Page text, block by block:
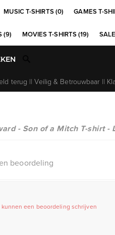
MUSIC T-SHIRTS (0) GAMES T-
(9) MOVIES T-SHIRTS (19)
terug || Veilig & Betrouwbaar ||
- Son of a Mitch T-shirt -
beoordeling
een beoordeling schrijven